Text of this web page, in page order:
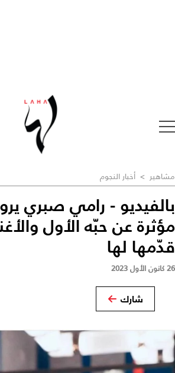
مشاهير > أخبار النجوم
بالفيديو - رامي صبري
مؤثرة عن حبّه الأول
قدّمها لها
26 كانون الأول 2023
شارك